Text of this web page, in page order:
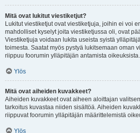
Mitä ovat lukitut viestiketjut?
Lukitut viestiketjut ovat viestiketjuja, joihin ei voi
mahdolliset kyselyt joita viestiketjussa oli, ovat
Viestiketjuja voidaan lukita useista syistä
toimesta. Saatat myös pystyä lukitsemaan oman
riippuu foorumin ylläpitäjän antamista oikeuksista.
Ylös
Mitä ovat aiheiden kuvakkeet?
Aiheiden kuvakkeet ovat aiheen aloittajan
tarkoitus kuvastaa niiden sisältöä. Aiheiden
riippuvat foorumin ylläpitäjän määrittelemistä
Ylös